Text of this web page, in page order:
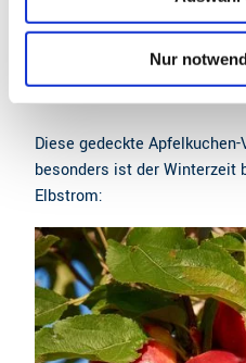
Nur
Gedeckter
dem Alten Land
Diese gedeckte
besonders ist der Winterzeit
Elbstrom: